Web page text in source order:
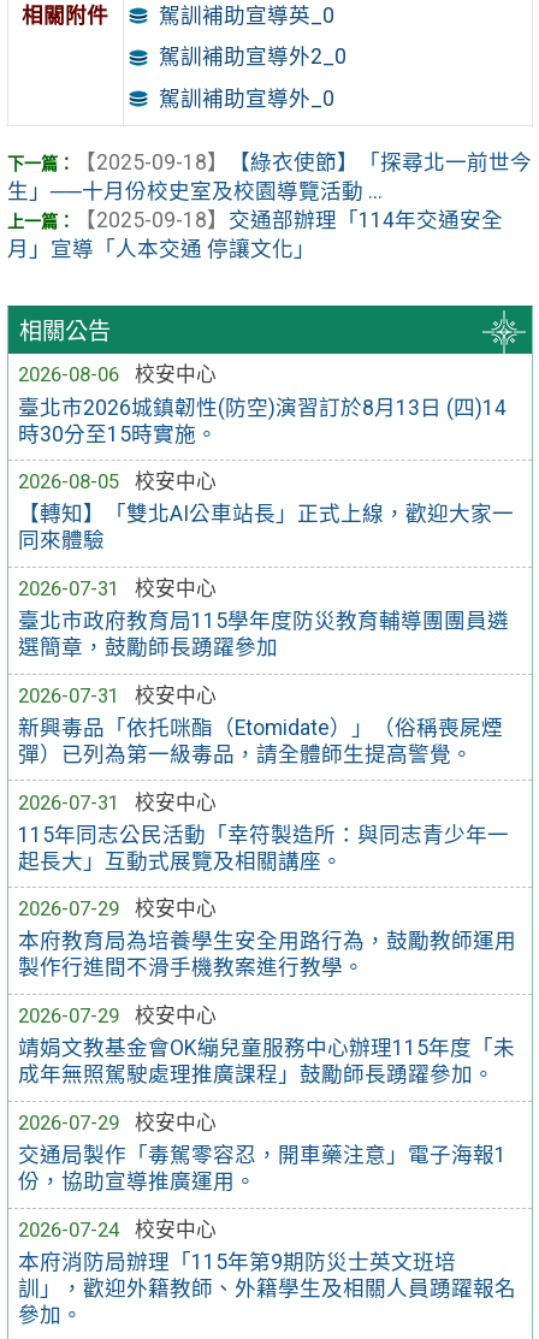
相關公告
2026-08-06
校安中心
臺北市2026城鎮韌性(防空)演習訂於8月13日 (四)14
時30分至15時實施。
2026-08-05
校安中心
【轉知】「雙北AI公車站長」正式上線，歡迎大家一
同來體驗
2026-07-31
校安中心
臺北市政府教育局115學年度防災教育輔導團團員遴
選簡章，鼓勵師長踴躍參加
2026-07-31
校安中心
新興毒品「依托咪酯（Etomidate）」（俗稱喪屍煙
彈）已列為第一級毒品，請全體師生提高警覺。
2026-07-31
校安中心
115年同志公民活動「幸符製造所：與同志青少年一
起長大」互動式展覽及相關講座。
2026-07-29
校安中心
本府教育局為培養學生安全用路行為，鼓勵教師運用
製作行進間不滑手機教案進行教學。
2026-07-29
校安中心
靖娟文教基金會OK繃兒童服務中心辦理115年度「未
成年無照駕駛處理推廣課程」鼓勵師長踴躍參加。
2026-07-29
校安中心
交通局製作「毒駕零容忍，開車藥注意」電子海報1
份，協助宣導推廣運用。
2026-07-24
校安中心
本府消防局辦理「115年第9期防災士英文班培
訓」，歡迎外籍教師、外籍學生及相關人員踴躍報名
參加。
相關附件
駕訓補助宣導英_0
駕訓補助宣導外2_0
駕訓補助宣導外_0
【2025-09-18】
【綠衣使節】「探尋北一前世今
生」──十月份校史室及校園導覽活動 ...
【2025-09-18】 交通部辦理「114年交通安全
月」宣導「人本交通 停讓文化」